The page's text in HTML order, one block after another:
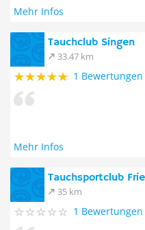
Mehr Infos
Tauchclub Singen
33.47 km
1 Bewertungen
Mehr Infos
Tauchsportclub
35 km
1 Bewertungen